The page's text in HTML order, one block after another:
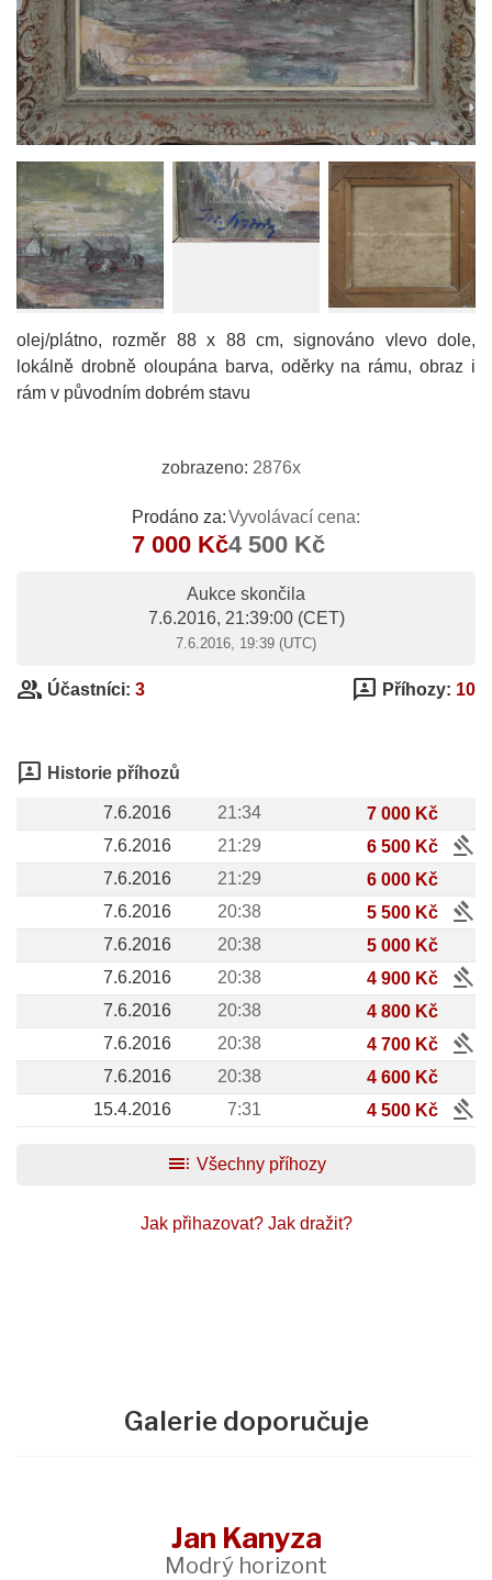
olej/plátno, rozměr 88 x 88 cm, signováno vlevo dole,
lokálně drobně oloupána barva, oděrky na rámu, obraz i
rám v původním dobrém stavu
zobrazeno: 2876x
Prodáno za:
7 000 Kč
Vyvolávací cena:
4 500 Kč
Aukce skončila
7.6.2016, 21:39:00(CET)
7.6.2016, 19:39 (UTC)
group Účastníci: 3 3p Příhozy: 10
3p Historie příhozů
7.6.2016 21:34
7 000 Kč
7.6.2016
21:29 6 500 Kč gavel
7.6.2016 21:29
6 000 Kč
7.6.2016
20:38 5 500 Kč gavel
7.6.2016 20:38
5 000 Kč
7.6.2016
20:38 4 900 Kč gavel
7.6.2016 20:38
4 800 Kč
7.6.2016
20:38 4 700 Kč gavel
7.6.2016 20:38
4 600 Kč
15.4.2016
7:31 4 500 Kč
gavel
toc Všechny příhozy
Jak přihazovat? Jak dražit?
Galerie doporučuje
Jan Kanyza
Modrý horizont